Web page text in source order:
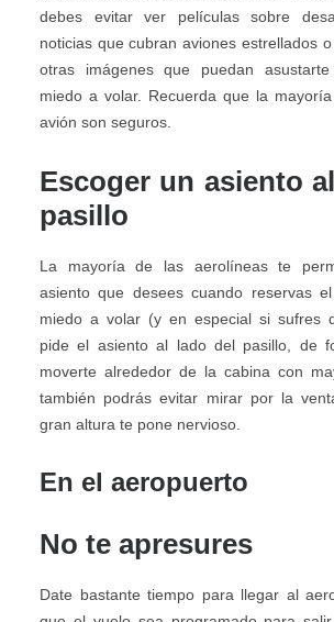
debes evitar ver películas sobre
noticias que cubran aviones estrellados
otras imágenes que puedan
miedo a volar. Recuerda que la
avión son seguros.
Escoger un asiento
pasillo
La mayoría de las aerolíneas te
asiento que desees cuando reservas
miedo a volar (y en especial si sufres
pide el asiento al lado del pasillo, de
moverte alrededor de la cabina con
también podrás evitar mirar por la
gran altura te pone nervioso.
En el aeropuerto
No te apresures
Date bastante tiempo para llegar al